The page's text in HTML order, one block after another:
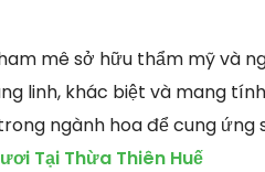
mê sở hữu thẩm mỹ và
linh, khác biệt và mang
ngành hoa để cung ứng
Tại Thừa Thiên Huế